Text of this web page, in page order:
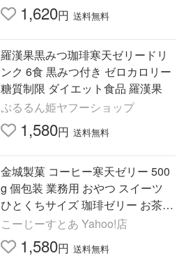
1,620円 送料無料
羅漢果黒みつ珈琲寒天ゼリードリ
ンク 6食 黒みつ付き ゼロカロリー
糖質制限 ダイエット食品 羅漢果
ぷるるん姫ヤフーショップ
1,580円 送料無料
金城製菓 コーヒー寒天ゼリー 500
g 個包装 業務用 おやつ スイーツ
ひとくちサイズ 珈琲ゼリー お茶菓
子 常温保存 お徳用 デザート まと
め買い
こーじーすとあ Yahoo!店
1,580円 送料無料